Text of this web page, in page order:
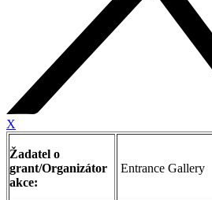
X
Žadatel o
grant/Organizátor
akce:
Entrance Gallery